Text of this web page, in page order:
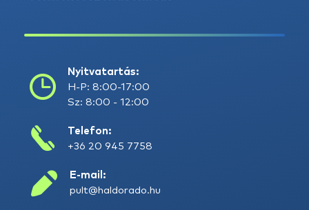
Nyitvatartás:
H-P: 8:00-17:00
Sz: 8:00 - 12:00
Telefon:
+36 20 945 7758
E-mail:
pult@haldorado.hu